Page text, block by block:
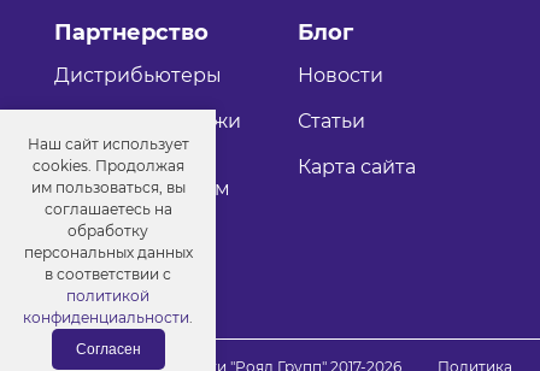
Партнерство
Дистрибьютеры
Оптовые продажи
Как стать
дистрибьютером
Блог
Новости
Статьи
Карта сайта
© Порошковые краски "Роял Групп" 2017-2026 Политика
Наш сайт использует
cookies. Продолжая
им пользоваться, вы
соглашаетесь на
обработку
персональных данных
в соответствии с
политикой
конфиденциальности.
Согласен